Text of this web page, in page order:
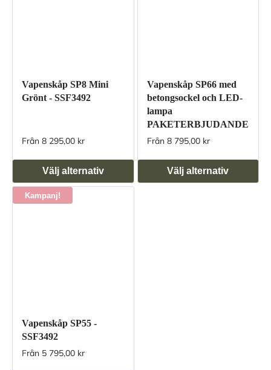
Vapenskåp SP8 Mini
Grönt - SSF3492
Från 8 295,00 kr
Välj alternativ
Vapenskåp SP66 med
betongsockel och LED-
lampa
PAKETERBJUDANDE
Från 8 795,00 kr
Välj alternativ
Kampanj!
Vapenskåp SP55 -
SSF3492
Från 5 795,00 kr